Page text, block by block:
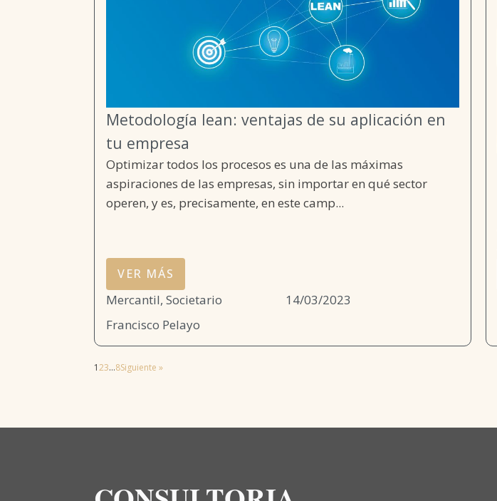
Metodología lean: ventajas de su aplicación en
tu empresa
Optimizar todos los procesos es una de las máximas
aspiraciones de las empresas, sin importar en qué sector
operen, y es, precisamente, en este camp...
VER MÁS
Mercantil, Societario
14/03/2023
Francisco Pelayo
123…8Siguiente »